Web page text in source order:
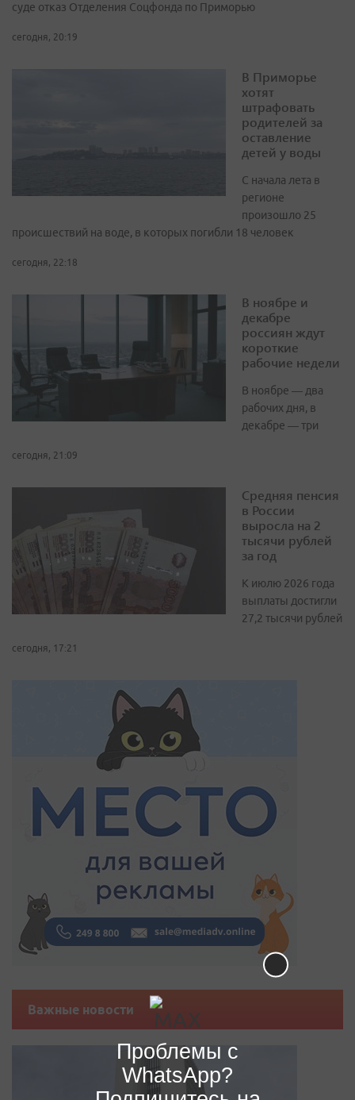
суде отказ Отделения Соцфонда по Приморью
сегодня, 20:19
В Приморье
хотят
штрафовать
родителей за
оставление
детей у воды
С начала лета в
регионе
произошло 25
происшествий на воде, в которых погибли 18 человек
сегодня, 22:18
В ноябре и
декабре
россиян ждут
короткие
рабочие недели
В ноябре — два
рабочих дня, в
декабре — три
сегодня, 21:09
Средняя пенсия
в России
выросла на 2
тысячи рублей
за год
К июлю 2026 года
выплаты достигли
27,2 тысячи рублей
сегодня, 17:21
Важные новости
Проблемы с
WhatsApp?